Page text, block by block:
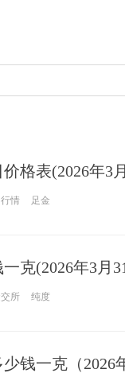
格表(2026年3
行情 足金
克(2026年3月
所 纯度
钱一克（2026